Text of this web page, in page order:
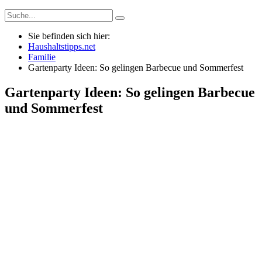
Sie befinden sich hier:
Haushaltstipps.net
Familie
Gartenparty Ideen: So gelingen Barbecue und Sommerfest
Gartenparty Ideen: So gelingen Barbecue
und Sommerfest